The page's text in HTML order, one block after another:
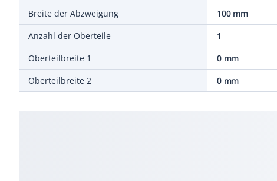
Breite der Abzweigung
100 mm
Anzahl der Oberteile
1
Oberteilbreite 1
0 mm
Oberteilbreite 2
0 mm